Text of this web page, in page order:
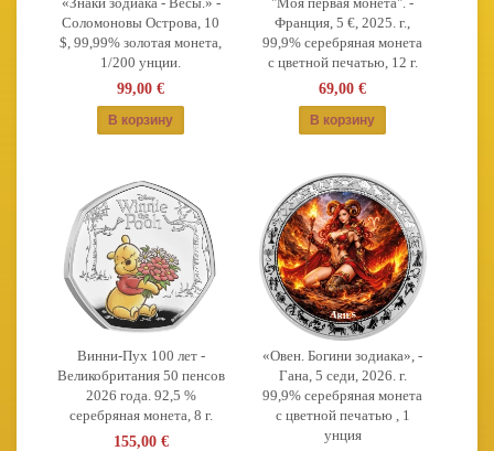
Соломоновы Острова, 10
$, 99,99% золотая монета,
1/200 унции.
99,00 €
Франция, 5 €, 2025. г.,
99,9% серебряная монета
с цветной печатью, 12 г.
69,00 €
Винни-Пух 100 лет -
Великобритания 50 пенсов
2026 года. 92,5 %
серебряная монета, 8 г.
155,00 €
«Овен. Богини зодиака», -
Гана, 5 седи, 2026. г.
99,9% серебряная монета
с цветной печатью , 1
унция